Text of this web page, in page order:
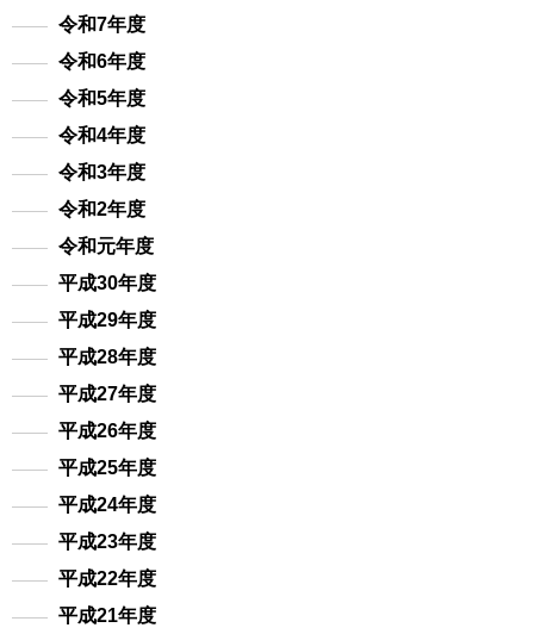
令和7年度
令和6年度
令和5年度
令和4年度
令和3年度
令和2年度
令和元年度
平成30年度
平成29年度
平成28年度
平成27年度
平成26年度
平成25年度
平成24年度
平成23年度
平成22年度
平成21年度